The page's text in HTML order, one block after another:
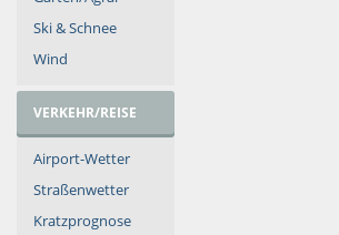
Ski & Schnee
Wind
VERKEHR/REISE
Airport-Wetter
Straßenwetter
Kratzprognose